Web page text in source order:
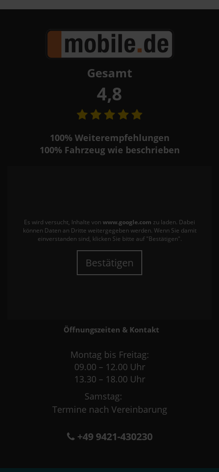
Gesamt
4,8
100%Weiterempfehlungen
100%Fahrzeug wie beschrieben
Es wird versucht, Inhalte von www.google.com zu laden. Dabei
können Daten an Dritte weitergegeben werden. Wenn Sie damit
einverstanden sind, klicken Sie bitte auf "Bestätigen".
Bestätigen
Öffnungszeiten & Kontakt
Montag bis Freitag:
09.00 – 12.00 Uhr
13.30 – 18.00 Uhr
Samstag:
Termine nach Vereinbarung
+49 9421-430230